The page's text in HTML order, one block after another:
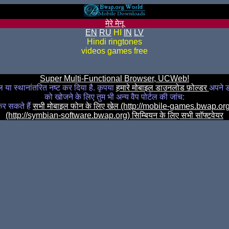
मेरे मेनू
EN RU HI IN LV
Hindi ringtones
videos games free
Super Multi-Functional Browser, UCWeb!
या स्थानांतरित नष्ट कर दिया है. कृपयाहमारे मोबाइल डाउनलोड फ़ोल्डरअपने
को खोजने के लिए तुम भी अन्य वैप पोर्टल की जांच:
सकते हैंसभी मोबाइल फोन के लिए खेल (http://mobile-
(http://symbian-software.bwap.org) सिम्बियन के लिए सभी सॉफ्टवेयर